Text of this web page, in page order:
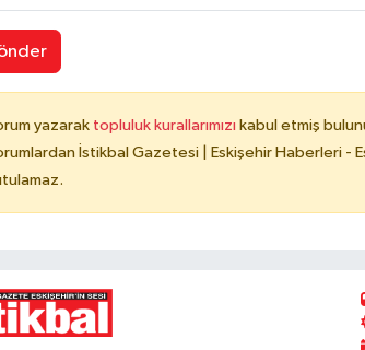
yazarak topluluk kurallarımızı kabul etmiş
İstikbal Gazetesi | Eskişehir Haberleri -